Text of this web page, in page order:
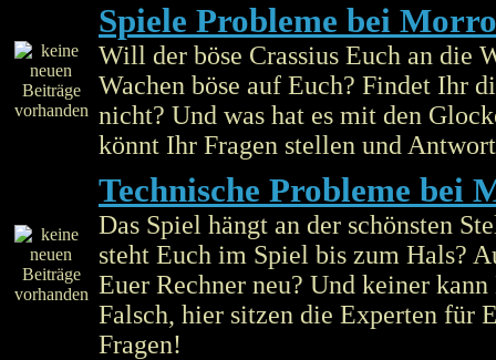
Spiele Probleme bei
Will der böse Crassius Euch an die
Wachen böse auf Euch? Findet Ihr
nicht? Und was hat es mit den
könnt Ihr Fragen stellen und
Technische Probleme bei
Das Spiel hängt an der schönsten
steht Euch im Spiel bis zum Hals?
Euer Rechner neu? Und keiner
Falsch, hier sitzen die Experten für
Fragen!